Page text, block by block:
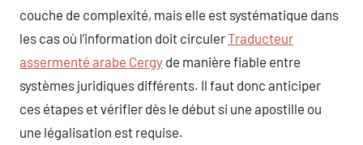
couche de complexité, mais elle est systématique dans
les cas où l’information doit circulerTraducteur
assermenté arabe Cergy de manière fiable entre
systèmes juridiques différents. Il faut donc anticiper
ces étapes et vérifier dès le début si une apostille ou
une légalisation est requise.